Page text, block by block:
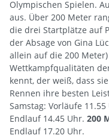
Olympischen Spielen.
aus. Über 200 Meter
die drei Startplätze auf
der Absage von Gina
allein auf die 200
Wettkampfqualitäten
kennt, der weiß, dass
Rennen ihre besten
Samstag: Vorläufe
Endlauf 14.45 Uhr. 200
Endlauf 17.20 Uhr.